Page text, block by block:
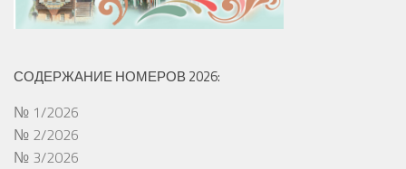
СОДЕРЖАНИЕ НОМЕРОВ 2026:
№ 1/2026
№ 2/2026
№ 3/2026